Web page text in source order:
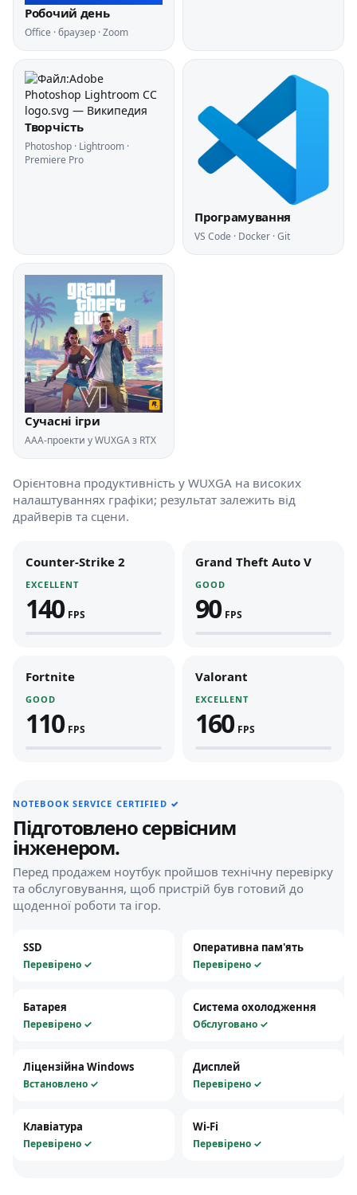
Робочий день
Office · браузер · Zoom
Творчість
Photoshop · Lightroom ·
Premiere Pro
Програмування
VS Code · Docker · Git
Сучасні ігри
AAA-проекти у WUXGA з RTX
Орієнтовна продуктивність у WUXGA на високих
налаштуваннях графіки; результат залежить від
драйверів та сцени.
Counter-Strike 2
EXCELLENT
140 FPS
Grand Theft Auto V
GOOD
90 FPS
Fortnite
GOOD
110 FPS
Valorant
EXCELLENT
160 FPS
NOTEBOOK SERVICE CERTIFIED ✓
Підготовлено сервісним
інженером.
Перед продажем ноутбук пройшов технічну перевірку
та обслуговування, щоб пристрій був готовий до
щоденної роботи та ігор.
SSD
Перевірено ✓
Оперативна пам'ять
Перевірено ✓
Батарея
Перевірено ✓
Система охолодження
Обслуговано ✓
Ліцензійна Windows
Встановлено ✓
Дисплей
Перевірено ✓
Клавіатура
Перевірено ✓
Wi-Fi
Перевірено ✓